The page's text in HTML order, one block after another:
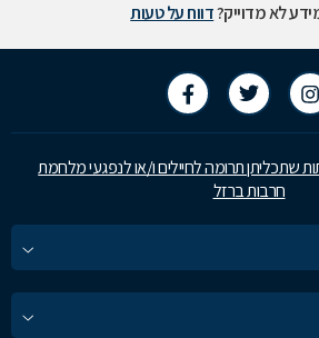
לא מדוייק?דווח על טעות
שתכליתן תרומה לחיילים ו/או לנפגעי מלחמת
חרבות ברזל